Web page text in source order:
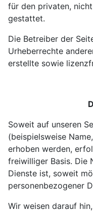
für den privaten,
gestattet.
Die Betreiber der
Urheberrechte
erstellte sowie
Soweit auf unseren
(beispielsweise
erhoben werden,
freiwilliger Basis. Die
Dienste ist, soweit
personenbezogener
Wir weisen darauf